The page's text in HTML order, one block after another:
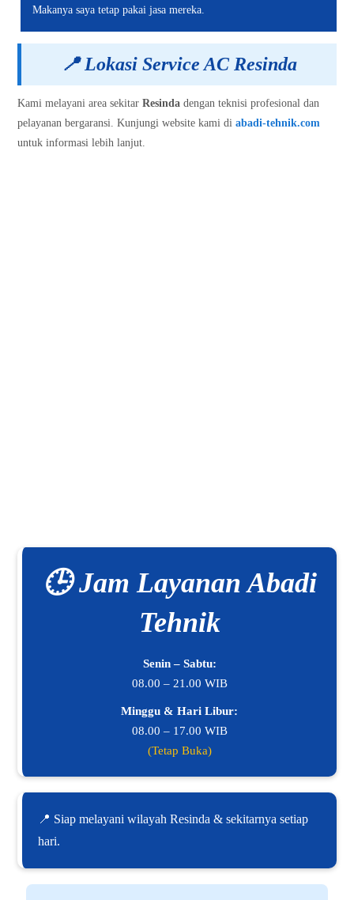
Makanya saya tetap pakai jasa mereka.
📍 Lokasi Service AC Resinda
Kami melayani area sekitarResindadengan teknisi profesional dan
pelayanan bergaransi. Kunjungi website kami diabadi-tehnik.com
untuk informasi lebih lanjut.
🕒 Jam Layanan Abadi
Tehnik
Senin – Sabtu:
08.00 – 21.00 WIB
Minggu & Hari Libur:
08.00 – 17.00 WIB
(Tetap Buka)
📍 Siap melayani wilayah Resinda & sekitarnya setiap
hari.